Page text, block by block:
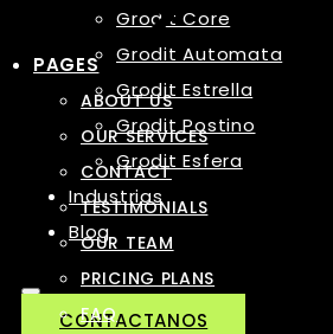
Grodit Core
Grodit Automata
Grodit Estrella
Grodit Postino
Grodit Esfera
Industrias
Blog
CONTACTANOS
PAGES
ABOUT US
OUR SERVICES
CONTACT
TESTIMONIALS
OUR TEAM
PRICING PLANS
FAQ